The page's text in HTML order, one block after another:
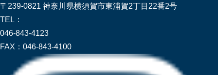
〒239-0821 神奈川県横須賀市東浦賀2丁目22番2号
TEL：
046-843-4123
FAX： 046-843-4100